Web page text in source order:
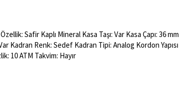
Safir Kaplı Mineral Kasa Taşı: Var Kasa Çapı: 36 mm
Kadran Renk: Sedef Kadran Tipi: Analog Kordon Yapısı
10 ATM Takvim: Hayır